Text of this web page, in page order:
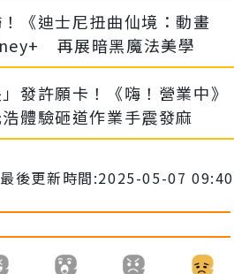
《迪士尼扭曲仙境：動畫
再展暗黑魔法美學
發許願卡！《嗨！營業中》
體驗砸道作業手震發麻
最後更新時間:2025-05-07 09:40